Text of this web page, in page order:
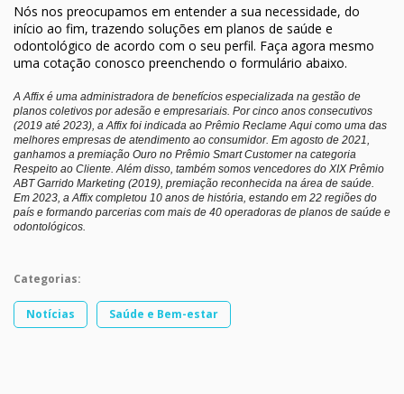
Nós nos preocupamos em entender a sua necessidade, do
início ao fim, trazendo soluções em planos de saúde e
odontológico de acordo com o seu perfil. Faça agora mesmo
uma cotação conosco preenchendo o formulário abaixo.
A Affix é uma administradora de benefícios especializada na gestão de
planos coletivos por adesão e empresariais. Por cinco anos consecutivos
(2019 até 2023), a Affix foi indicada ao Prêmio Reclame Aqui como uma das
melhores empresas de atendimento ao consumidor. Em agosto de 2021,
ganhamos a premiação Ouro no Prêmio Smart Customer na categoria
Respeito ao Cliente. Além disso, também somos vencedores do XIX Prêmio
ABT Garrido Marketing (2019), premiação reconhecida na área de saúde.
Em 2023, a Affix completou 10 anos de história, estando em 22 regiões do
país e formando parcerias com mais de 40 operadoras de planos de saúde e
odontológicos.
Categorias:
Notícias Saúde e Bem-estar